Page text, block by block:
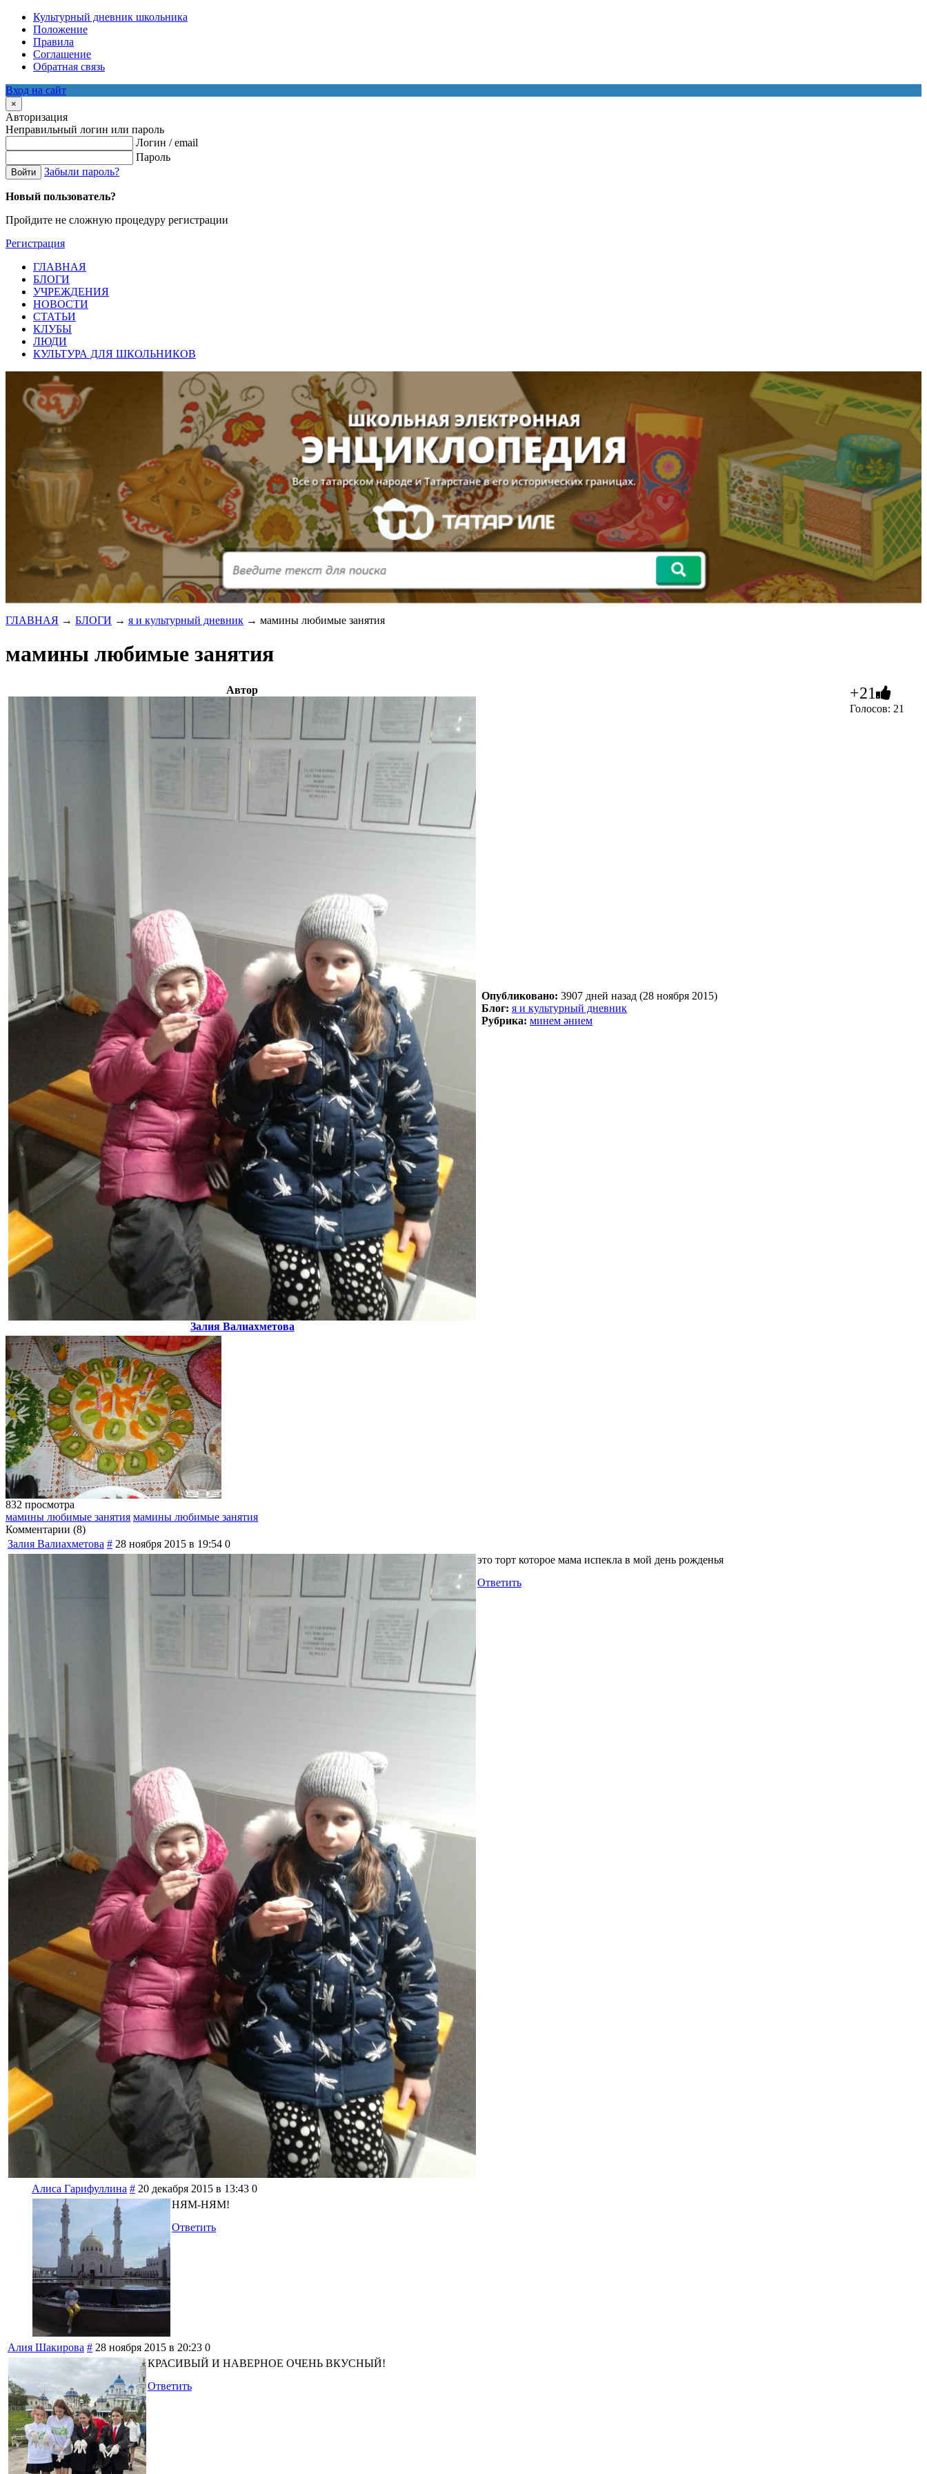
Культурный дневник школьника
Положение
Правила
Соглашение
Обратная связь
Вход на сайт
×
Авторизация
Неправильный логин или пароль
Логин / email
Пароль
Войти Забыли пароль?
Новый пользователь?
Пройдите не сложную процедуру регистрации
Регистрация
ГЛАВНАЯ
БЛОГИ
УЧРЕЖДЕНИЯ
НОВОСТИ
СТАТЬИ
КЛУБЫ
ЛЮДИ
КУЛЬТУРА ДЛЯ ШКОЛЬНИКОВ
ГЛАВНАЯ → БЛОГИ → я и культурный дневник → мамины любимые занятия
мамины любимые занятия
Автор
Залия Валиахметова
Опубликовано: 3907 дней назад (28 ноября 2015)
Блог: я и культурный дневник
Рубрика: минем әнием
+21
Голосов: 21
832 просмотра
мамины любимые занятия мамины любимые занятия
Комментарии (8)
Залия Валиахметова # 28 ноября 2015 в 19:54 0
это торт которое мама испекла в мой день рожденья
Ответить
Алиса Гарифуллина # 20 декабря 2015 в 13:43 0
НЯМ-НЯМ!
Ответить
Алия Шакирова # 28 ноября 2015 в 20:23 0
КРАСИВЫЙ И НАВЕРНОЕ ОЧЕНЬ ВКУСНЫЙ!
Ответить